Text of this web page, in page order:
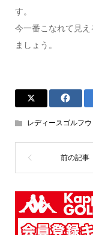
す。
今一番こなれて見
ましょう。
レディースゴルフウ